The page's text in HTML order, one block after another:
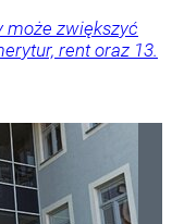
może zwiększyć
rent oraz 13.